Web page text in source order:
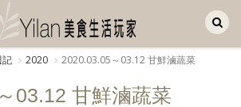
2020 2020.03.05～03.12 甘鮮滷蔬菜
03.12 甘鮮滷蔬菜